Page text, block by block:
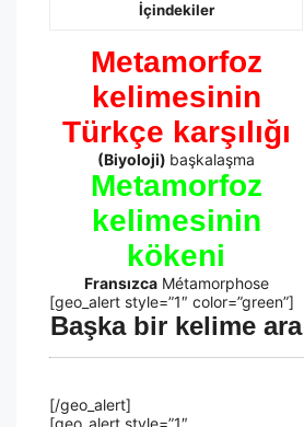
İçindekiler
Metamorfoz
kelimesinin
Türkçe karşılığı
(Biyoloji) başkalaşma
Metamorfoz
kelimesinin
kökeni
FransızcaMétamorphose
[geo_alert style=”1″ color=”green”]
Başka bir kelime ara
[/geo_alert]